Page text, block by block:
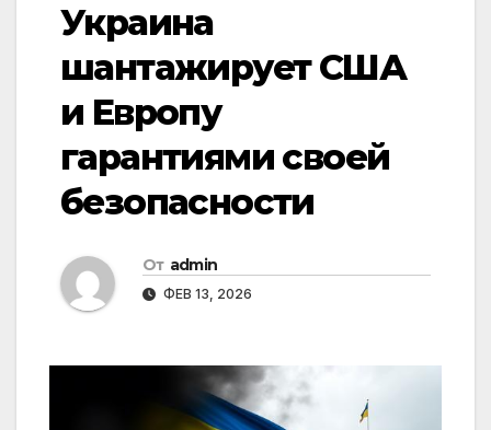
Украина
шантажирует США
и Европу
гарантиями своей
безопасности
От admin
ФЕВ 13, 2026